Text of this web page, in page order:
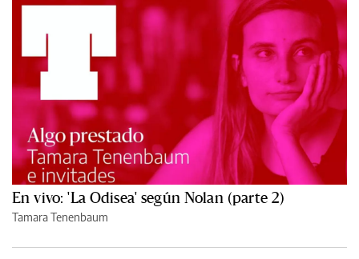
En vivo: 'La Odisea' según Nolan (parte 2)
Tamara Tenenbaum